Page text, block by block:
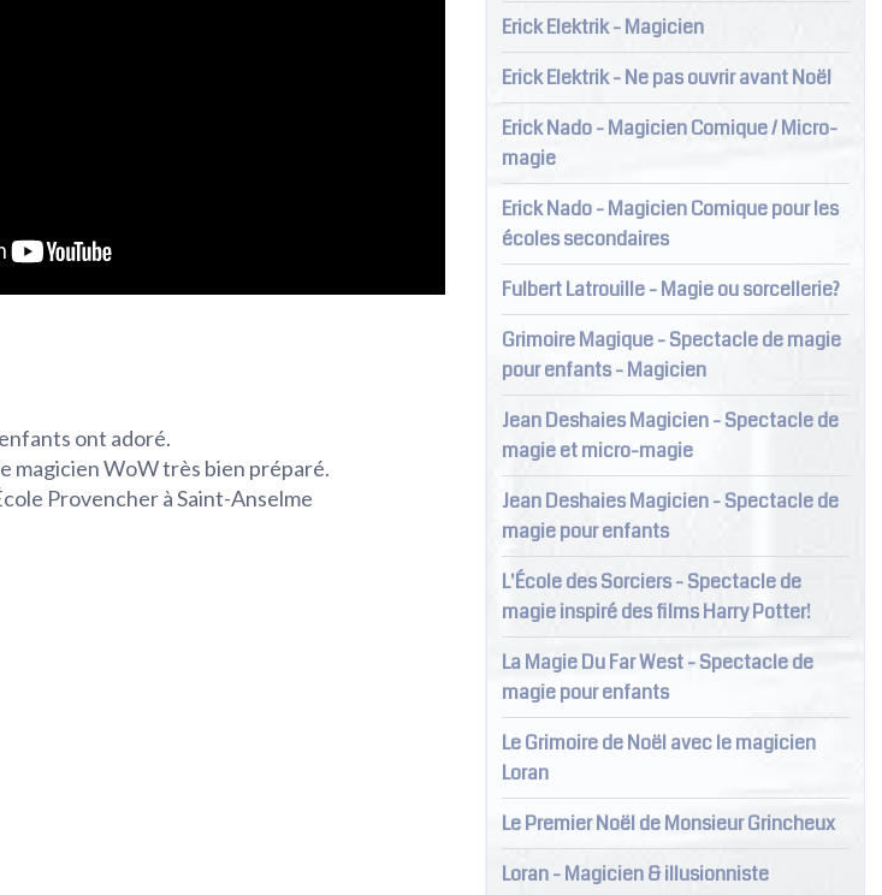
ont adoré.
magicien WoW très bien préparé.
Provencher à Saint-Anselme
Erick Elektrik - Magicien
Erick Elektrik - Ne pas ouvrir avant Noël
Erick Nado - Magicien Comique / Micro-
magie
Erick Nado - Magicien Comique pour les
écoles secondaires
Fulbert Latrouille - Magie ou sorcellerie?
Grimoire Magique - Spectacle de magie
pour enfants - Magicien
Jean Deshaies Magicien - Spectacle de
magie et micro-magie
Jean Deshaies Magicien - Spectacle de
magie pour enfants
L'École des Sorciers - Spectacle de
magie inspiré des films Harry Potter!
La Magie Du Far West - Spectacle de
magie pour enfants
Le Grimoire de Noël avec le magicien
Loran
Le Premier Noël de Monsieur Grincheux
Loran - Magicien & illusionniste